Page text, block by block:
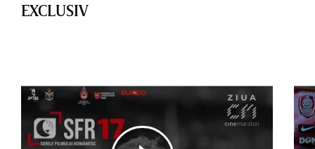
EXCLUSIV